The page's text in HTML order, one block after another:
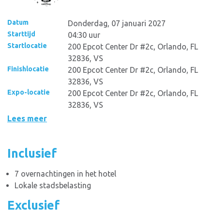
Datum Donderdag, 07 januari 2027
Starttijd 04:30 uur
Startlocatie
200 Epcot Center Dr #2c, Orlando, FL
32836, VS
Finishlocatie
200 Epcot Center Dr #2c, Orlando, FL
32836, VS
Expo-locatie
200 Epcot Center Dr #2c, Orlando, FL
32836, VS
Lees meer
Inclusief
7 overnachtingen in het hotel
Lokale stadsbelasting
Exclusief